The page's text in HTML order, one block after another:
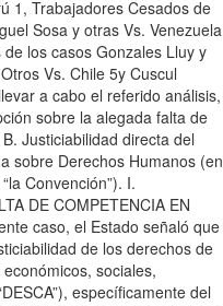
1, Trabajadores Cesados de
Sosa y otras Vs. Venezuela
los casos Gonzales Lluy y
Vs. Chile 5y Cuscul
a cabo el referido análisis,
sobre la alegada falta de
Justiciabilidad directa del
sobre Derechos Humanos (en
Convención”). I.
DE COMPETENCIA EN
caso, el Estado señaló que
de los derechos de
sociales,
específicamente del